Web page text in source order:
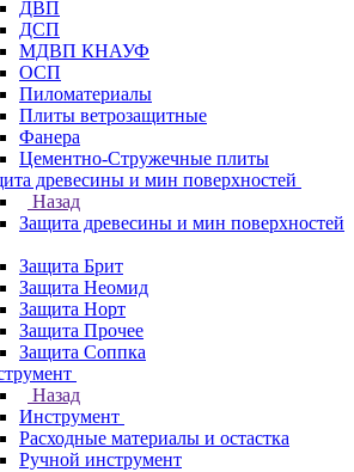
ДВП
ДСП
МДВП КНАУФ
ОСП
Пиломатериалы
Плиты ветрозащитные
Фанера
Цементно-Стружечные плиты
древесины и мин поверхностей
Назад
Защита древесины и мин поверхностей
Защита Брит
Защита Неомид
Защита Норт
Защита Прочее
Защита Соппка
Назад
Инструмент
Расходные материалы и остастка
Ручной инструмент